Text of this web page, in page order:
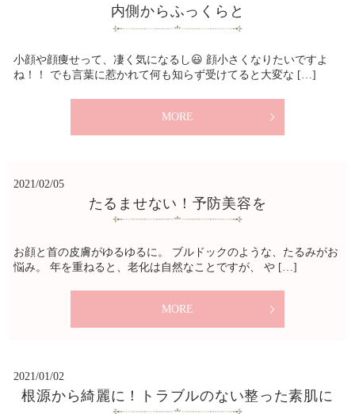
内側からふっくらと
小顔や顔痩せって、凄く気になるし😃 顔小さくなりたいですよ
ね！！ でも言葉に惹かれて何も知らず受けてると大変な […]
MORE
2021/02/05
たるませない！予防美容を
お顔と首の皮膚がゆるゆるに。 ブルドックのような、たるみがお
悩み。 年を重ねると、老化は自然なことですが、 や […]
MORE
2021/01/02
根源から綺麗に！トラブルのない整った素肌に